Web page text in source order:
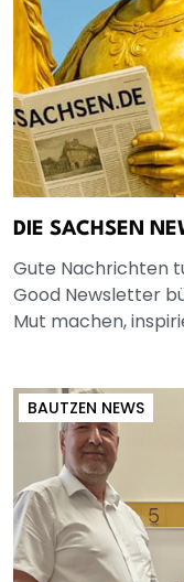
DIE SACHSEN
Gute Nachrichten
Good Newsletter
Mut machen,
BAUTZEN NEWS